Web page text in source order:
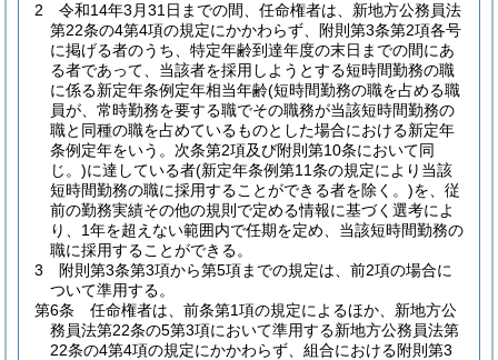
2
令和14年3月31日までの間、任命権者は、新地方公務員法
第22条の4第4項の規定にかかわらず、附則第3条第2項各号
に掲げる者のうち、特定年齢到達年度の末日までの間にあ
る者であって、当該者を採用しようとする短時間勤務の職
に係る新定年条例定年相当年齢(短時間勤務の職を占める職
員が、常時勤務を要する職でその職務が当該短時間勤務の
職と同種の職を占めているものとした場合における新定年
条例定年をいう。次条第2項及び附則第10条において同
じ。)に達している者(新定年条例第11条の規定により当該
短時間勤務の職に採用することができる者を除く。)を、従
前の勤務実績その他の規則で定める情報に基づく選考によ
り、1年を超えない範囲内で任期を定め、当該短時間勤務の
職に採用することができる。
3
附則第3条第3項から第5項までの規定は、前2項の場合に
ついて準用する。
第6条
任命権者は、前条第1項の規定によるほか、新地方公
務員法第22条の5第3項において準用する新地方公務員法第
22条の4第4項の規定にかかわらず、組合における附則第3